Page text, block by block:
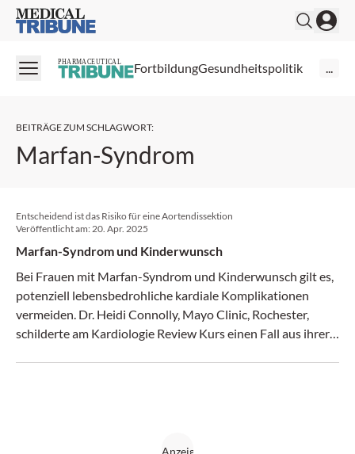
Medical Tribune
PHARMACEUTICAL FortbildungGesundheitspolitik ...
BEITRÄGE ZUM SCHLAGWORT:
Marfan-Syndrom
Entscheidend ist das Risiko für eine Aortendissektion
Veröffentlicht am: 20. Apr. 2025
Marfan-Syndrom und Kinderwunsch
Bei Frauen mit Marfan-Syndrom und Kinderwunsch gilt es,
potenziell lebensbedrohliche kardiale Komplikationen
vermeiden. Dr. Heidi Connolly, Mayo Clinic, Rochester,
schilderte am Kardiologie Review Kurs einen Fall aus ihrer